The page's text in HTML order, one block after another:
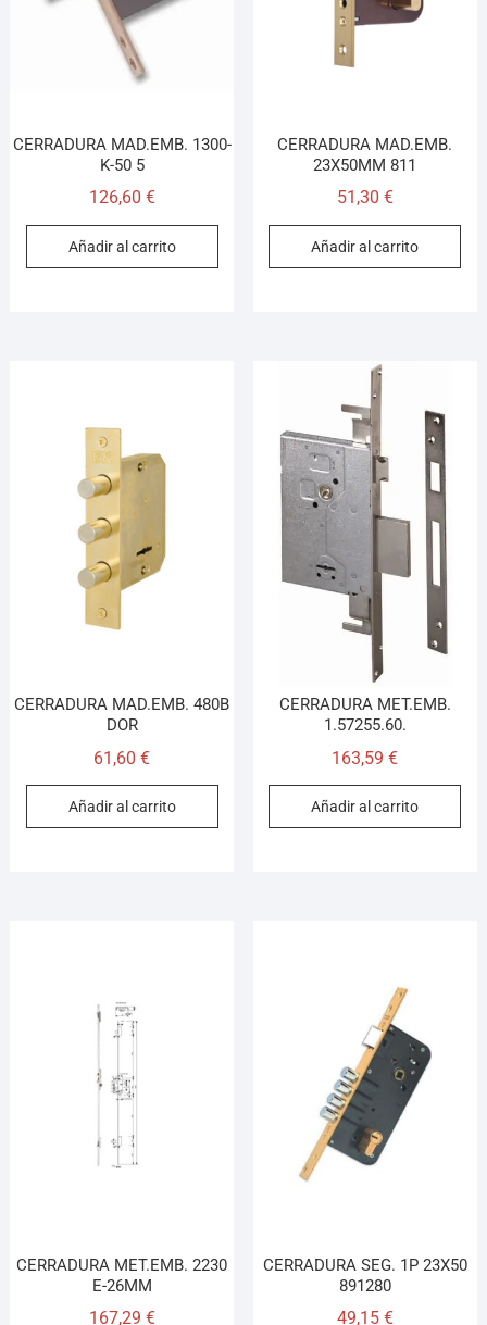
CERRADURA MAD.EMB. 1300-
K-50 5
126,60 €
Añadir al carrito
CERRADURA MAD.EMB.
23X50MM 811
51,30 €
Añadir al carrito
CERRADURA MAD.EMB. 480B
DOR
61,60€
Añadir al carrito
CERRADURA MET.EMB.
1.57255.60.
163,59€
Añadir al carrito
CERRADURA MET.EMB. 2230
E-26MM
167,29 €
CERRADURA SEG. 1P 23X50
891280
49,15 €